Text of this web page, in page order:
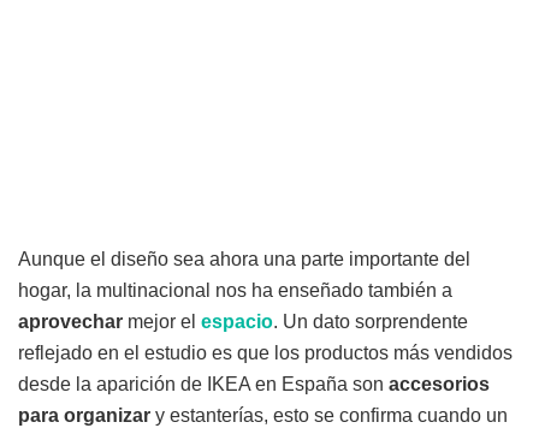
Aunque el diseño sea ahora una parte importante del
hogar, la multinacional nos ha enseñado también a
aprovechar mejor el espacio. Un dato sorprendente
reflejado en el estudio es que los productos más vendidos
desde la aparición de IKEA en España son accesorios
para organizar y estanterías, esto se confirma cuando un